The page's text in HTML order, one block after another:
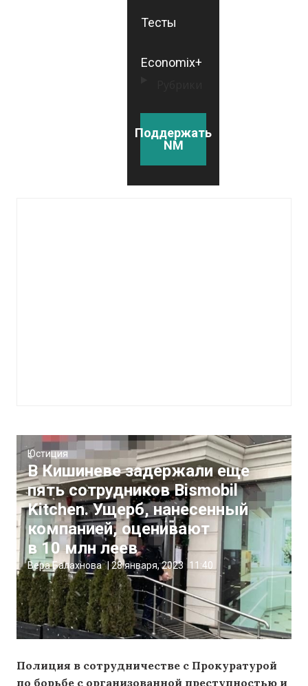
Тесты
Economix+
Поддержать
NM
Юстиция
В Кишиневе задержали еще
пять сотрудников Bismobil
Kitchen. Ущерб, нанесенный
компанией, оценивают
в 10 млн леев
Вера Балахнова | 28 января, 2023 11:40
Полиция в сотрудничестве с Прокуратурой
по борьбе с организованной преступностью и